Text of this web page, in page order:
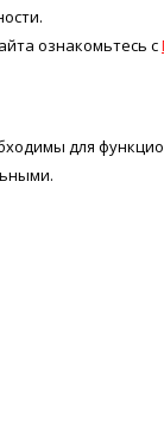
ознакомьтесь с
для